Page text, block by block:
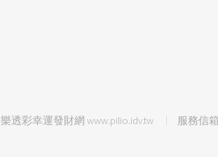
樂透彩幸運發財網 www.pilio.idv.tw 服務信